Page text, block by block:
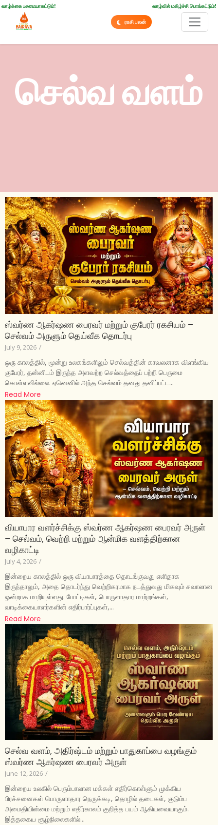
வாழ்க்கை பசுமையாகட்டும்! வாழ்வில் மகிழ்ச்சி பொங்கட்டும்!
ராசி பலன்
செல்வ வளம்
ஸ்வர்ண ஆகர்ஷண பைரவர் மற்றும் குபேரர் ரகசியம் –
செல்வம் அருளும் தெய்வீக தொடர்பு
July 9, 2026 /
ஒரு காலத்தில், மூன்று உலகங்களிலும் செல்வத்தின் காவலனாக விளங்கிய
குபேரர், தன்னிடம் இருந்த அளவற்ற செல்வத்தைப் பற்றி பெருமை
கொள்ளவில்லை. ஏனெனில் அந்த செல்வம் தனது தனிப்பட்ட...
Read More
வியாபார வளர்ச்சிக்கு ஸ்வர்ண ஆகர்ஷண பைரவர் அருள்
– செல்வம், வெற்றி மற்றும் ஆன்மிக வளத்திற்கான
வழிகாட்டி
July 4, 2026 /
இன்றைய காலத்தில் ஒரு வியாபாரத்தை தொடங்குவது எளிதாக
இருந்தாலும், அதை தொடர்ந்து வெற்றிகரமாக நடத்துவது மிகவும் சவாலான
ஒன்றாக மாறியுள்ளது. போட்டிகள், பொருளாதார மாற்றங்கள்,
வாடிக்கையாளர்களின் எதிர்பார்ப்புகள்,...
Read More
செல்வ வளம், அதிர்ஷ்டம் மற்றும் பாதுகாப்பை வழங்கும்
ஸ்வர்ண ஆகர்ஷண பைரவர் அருள்
June 12, 2026 /
இன்றைய உலகில் பெரும்பாலான மக்கள் எதிர்கொள்ளும் முக்கிய
பிரச்சனைகள் பொருளாதார நெருக்கடி, தொழில் தடைகள், குடும்ப
அமைதியின்மை மற்றும் எதிர்காலம் குறித்த பயம் ஆகியவையாகும்.
இத்தகைய சூழ்நிலைகளில்...